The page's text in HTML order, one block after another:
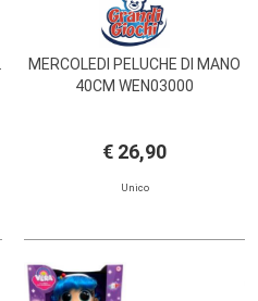
MERCOLEDI PELUCHE DI MANO
40CM WEN03000
€ 26,90
Unico